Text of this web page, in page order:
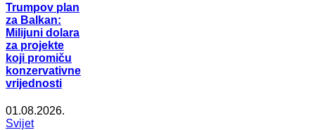
Trumpov plan
za Balkan:
Milijuni dolara
za projekte
koji promiču
konzervativne
vrijednosti
01.08.2026.
Svijet